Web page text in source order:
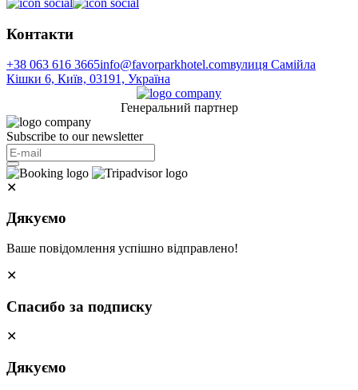
Контакти
+38 063 616 3665info@favorparkhotel.comвулиця Самійла
Кішки 6, Київ, 03191, Україна
Генеральний партнер
Subscribe to our newsletter
✕
Дякуємо
Ваше повідомлення успішно відправлено!
✕
Спасибо за подписку
✕
Дякуємо